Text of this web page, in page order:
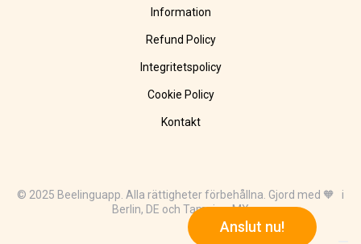
Anslut nu!
Information
Refund Policy
Integritetspolicy
Cookie Policy
Kontakt
© 2025 Beelinguapp. Alla rättigheter förbehållna. Gjord med 🧡 i
Berlin, DE och Tampico, MX